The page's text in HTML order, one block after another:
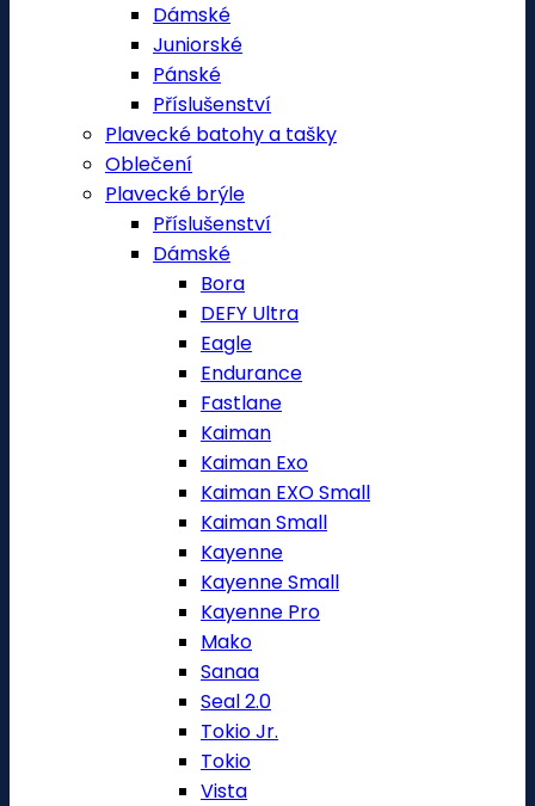
Dámské
Juniorské
Pánské
Příslušenství
Plavecké batohy a tašky
Oblečení
Plavecké brýle
Příslušenství
Dámské
Bora
DEFY Ultra
Eagle
Endurance
Fastlane
Kaiman
Kaiman Exo
Kaiman EXO Small
Kaiman Small
Kayenne
Kayenne Small
Kayenne Pro
Mako
Sanaa
Seal 2.0
Tokio Jr.
Tokio
Vista